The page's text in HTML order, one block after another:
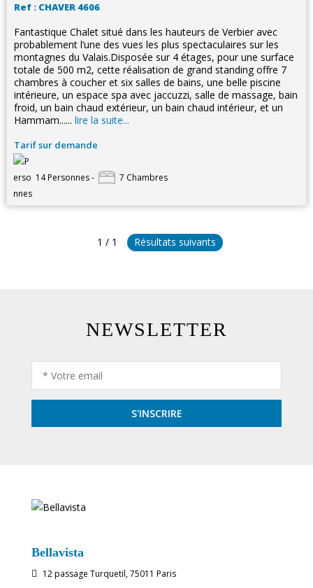
Ref : CHAVER 4606
Fantastique Chalet situé dans les hauteurs de Verbier avec
probablement l’une des vues les plus spectaculaires sur les
montagnes du Valais.Disposée sur 4 étages, pour une surface
totale de 500 m2, cette réalisation de grand standing offre 7
chambres à coucher et six salles de bains, une belle piscine
intérieure, un espace spa avec jaccuzzi, salle de massage, bain
froid, un bain chaud extérieur, un bain chaud intérieur, et un
Hammam...... lire la suite...
Tarif sur demande
14 Personnes - 7 Chambres
1 / 1 Résultats suivants
NEWSLETTER
Bellavista
 12 passage Turquetil, 75011 Paris